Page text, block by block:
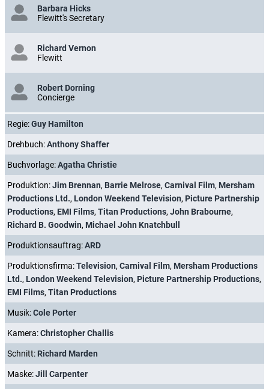
Barbara Hicks
Flewitt's Secretary
Richard Vernon
Flewitt
Robert Dorning
Concierge
Regie:Guy Hamilton
Drehbuch:Anthony Shaffer
Buchvorlage:Agatha Christie
Produktion:Jim Brennan, Barrie Melrose, Carnival Film, Mersham
Productions Ltd., London Weekend Television, Picture Partnership
Productions, EMI Films, Titan Productions, John Brabourne,
Richard B. Goodwin, Michael John Knatchbull
Produktionsauftrag:ARD
Produktionsfirma:Television, Carnival Film, Mersham Productions
Ltd., London Weekend Television, Picture Partnership Productions,
EMI Films, Titan Productions
Musik:Cole Porter
Kamera:Christopher Challis
Schnitt: Richard Marden
Maske:Jill Carpenter